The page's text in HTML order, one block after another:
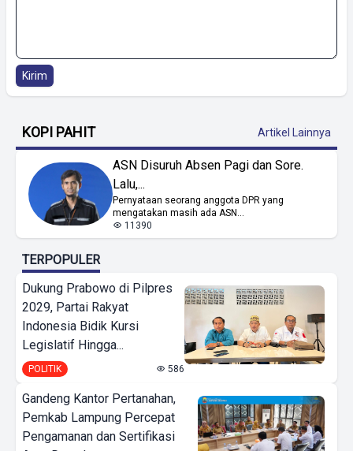
Kirim
KOPI PAHIT Artikel Lainnya
ASN Disuruh Absen Pagi dan Sore.
Lalu,...
Pernyataan seorang anggota DPR yang
mengatakan masih ada ASN...
11390
TERPOPULER
Dukung Prabowo di Pilpres
2029, Partai Rakyat
Indonesia Bidik Kursi
Legislatif Hingga...
POLITIK 586
Gandeng Kantor Pertanahan,
Pemkab Lampung Percepat
Pengamanan dan Sertifikasi